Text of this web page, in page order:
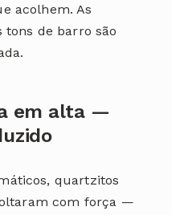
acolhem. As
tons de barro são
em alta —
quartzitos
com força —